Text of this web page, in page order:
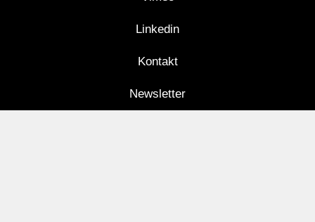
Linkedin
Kontakt
Newsletter